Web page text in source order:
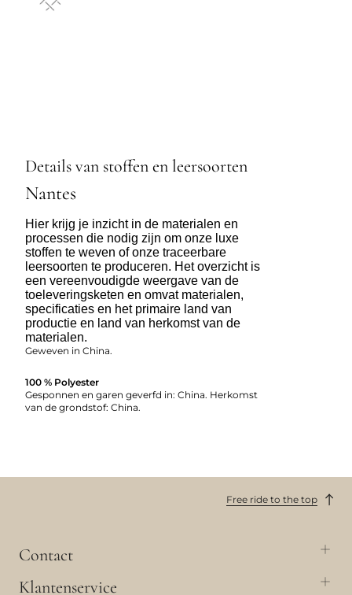
Details van stoffen en leersoorten
Nantes
Hier krijg je inzicht in de materialen en
processen die nodig zijn om onze luxe
stoffen te weven of onze traceerbare
leersoorten te produceren. Het overzicht is
een vereenvoudigde weergave van de
toeleveringsketen en omvat materialen,
specificaties en het primaire land van
productie en land van herkomst van de
materialen.
Geweven in China.
100 % Polyester
Gesponnen en garen geverfd in: China. Herkomst
van de grondstof: China.
Free ride to the top
Contact
Klantenservice